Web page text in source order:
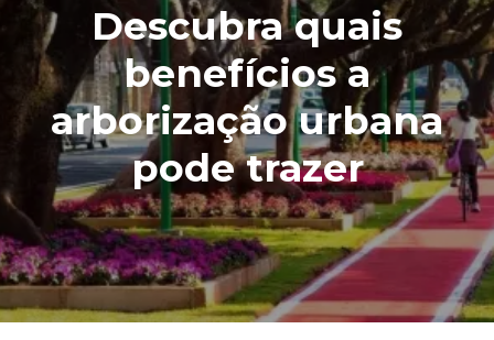
Descubra quais
benefícios a
arborização urbana
pode trazer